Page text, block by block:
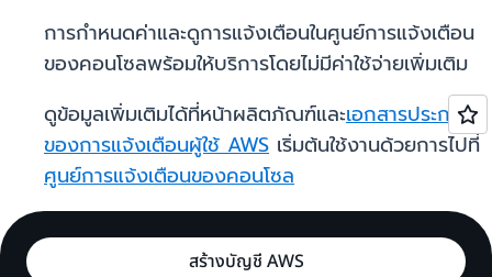
การกำหนดค่าและดูการแจ้งเตือนในศูนย์การแจ้งเตือน
ของคอนโซลพร้อมให้บริการโดยไม่มีค่าใช้จ่ายเพิ่มเติม
ดูข้อมูลเพิ่มเติมได้ที่หน้าผลิตภัณฑ์และเอกสารประกอบ
ของการแจ้งเตือนผู้ใช้ AWS เริ่มต้นใช้งานด้วยการไปที่
ศูนย์การแจ้งเตือนของคอนโซล
สร้างบัญชี AWS